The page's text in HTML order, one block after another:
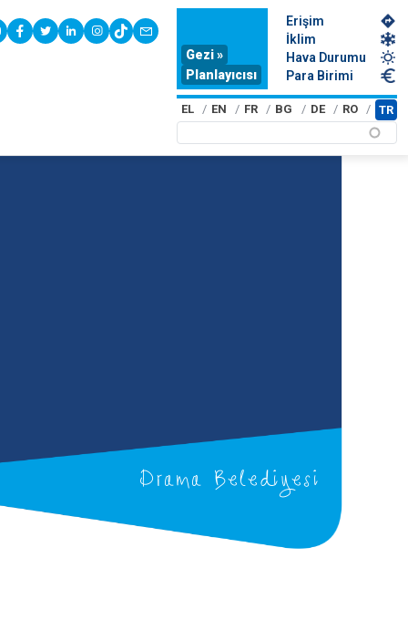
youtubefacebook
twitterlinkedininstagram
tiktokcontact
Gezi »
Planlayıcısı
Erişim
İklim
Hava Durumu
Para Birimi
EL EN FR BG DE RO TR
Drama Belediyesi